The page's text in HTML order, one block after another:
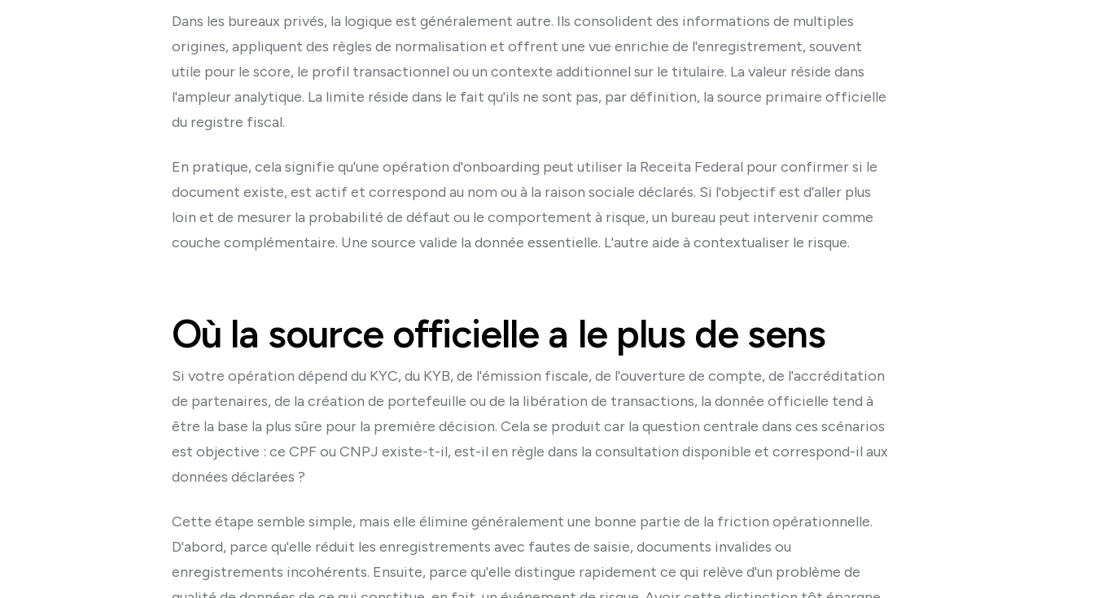
Dans les bureaux privés, la logique est généralement autre. Ils consolident des informations de multiples
origines, appliquent des règles de normalisation et offrent une vue enrichie de l'enregistrement, souvent
utile pour le score, le profil transactionnel ou un contexte additionnel sur le titulaire. La valeur réside dans
l'ampleur analytique. La limite réside dans le fait qu'ils ne sont pas, par définition, la source primaire officielle
du registre fiscal.
En pratique, cela signifie qu'une opération d'onboarding peut utiliser la Receita Federal pour confirmer si le
document existe, est actif et correspond au nom ou à la raison sociale déclarés. Si l'objectif est d'aller plus
loin et de mesurer la probabilité de défaut ou le comportement à risque, un bureau peut intervenir comme
couche complémentaire. Une source valide la donnée essentielle. L'autre aide à contextualiser le risque.
Où la source officielle a le plus de sens
Si votre opération dépend du KYC, du KYB, de l'émission fiscale, de l'ouverture de compte, de l'accréditation
de partenaires, de la création de portefeuille ou de la libération de transactions, la donnée officielle tend à
être la base la plus sûre pour la première décision. Cela se produit car la question centrale dans ces scénarios
est objective : ce CPF ou CNPJ existe-t-il, est-il en règle dans la consultation disponible et correspond-il aux
données déclarées ?
Cette étape semble simple, mais elle élimine généralement une bonne partie de la friction opérationnelle.
D'abord, parce qu'elle réduit les enregistrements avec fautes de saisie, documents invalides ou
enregistrements incohérents. Ensuite, parce qu'elle distingue rapidement ce qui relève d'un problème de